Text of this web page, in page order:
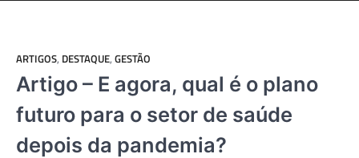
ARTIGOS, DESTAQUE, GESTÃO
Artigo – E agora, qual é o plano
futuro para o setor de saúde
depois da pandemia?